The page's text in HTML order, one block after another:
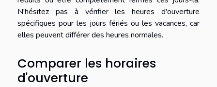
N'hésitez pas à vérifier les heures d'ouverture
spécifiques pour les jours fériés ou les vacances, car
elles peuvent différer des heures normales.
Comparer les horaires
d'ouverture